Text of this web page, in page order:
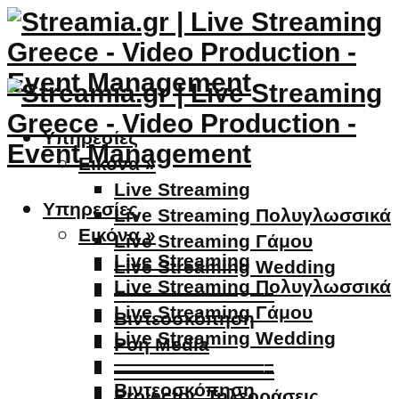
Υπηρεσίες
Εικόνα »
Live Streaming
Live Streaming Πολυγλωσσικά
Live Streaming Γάμου
Live Streaming Wedding
————————–
Βιντεοσκόπηση
Ροή Media
————————–
Υπηρεσίες
Εικόνα »
Live Streaming
Live Streaming Πολυγλωσσικά
Live Streaming Γάμου
Live Streaming Wedding
————————–
Βιντεοσκόπηση